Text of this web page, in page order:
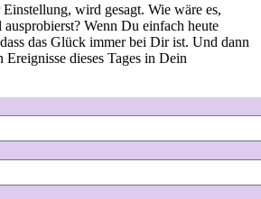
wird gesagt. Wie wäre es,
Wenn Du einfach heute
das Glück immer bei Dir ist. Und dann
dieses Tages in Dein